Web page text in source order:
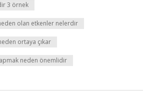
3 örnek
olan etkenler nelerdir
ortaya çıkar
neden önemlidir